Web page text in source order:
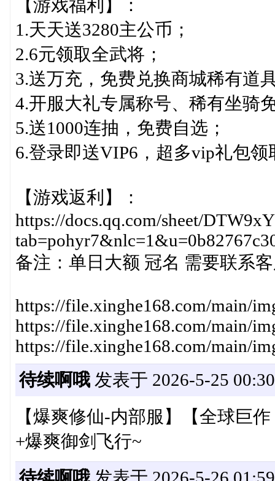
【游戏福利】：
1.天天送3280主公币；
2.6元领取全武将；
3.送万充，免费兑换商城稀有道
4.开服大礼专属称号、稀有坐骑
5.送1000连抽，免费自选；
6.登录即送VIP6，超多vip礼包领
【游戏返利】：
https://docs.qq.com/sheet/
备注：单日大额 冠名 需要联系
https://file.xinghe168.com/main/
https://file.xinghe168.com/main/
https://file.xinghe168.com/main/
待续啊哦发表于 2026-5-25
【爆爽修仙-内部服】【全球巨
+爆爽御剑飞行~